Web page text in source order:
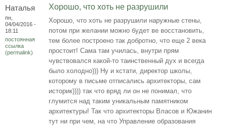
Наталья
пн,
04/04/2016 -
18:11
постоянная
ссылка
(permalink)
Хорошо, что хоть не разрушили
Хорошо, что хоть не разрушили наружные стены,
потом при желании можно будет ве восстановить,
тем более построено так добротно, что еще 2 века
простоит! Сама там училась, внутри прям
чувствовался какой-то таинственный дух и всегда
было холодно))) Ну и кстати, директор школы,
которому в письме отписались архитекторы, сам
историк)))) так что вряд ли он не понимал, что
глумится над таким уникальным памятником
архитектуры! Так что архитекторы Власов и Южанин
тут ни при чем, на что Управление образования